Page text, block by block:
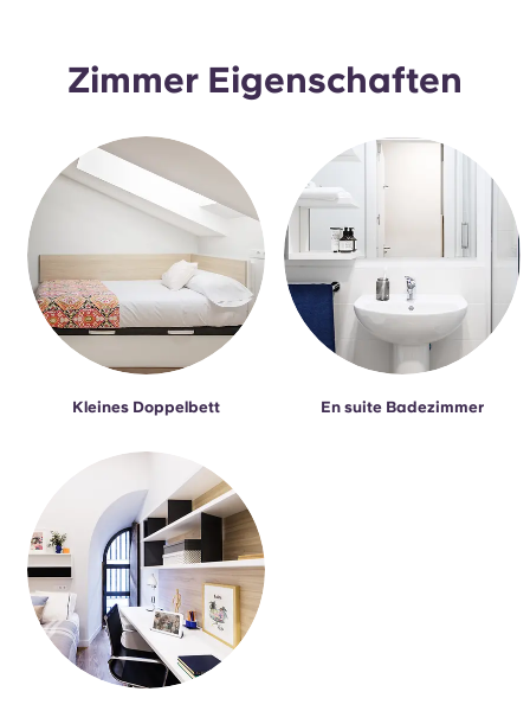
Zimmer Eigenschaften
Kleines Doppelbett En suite Badezimmer